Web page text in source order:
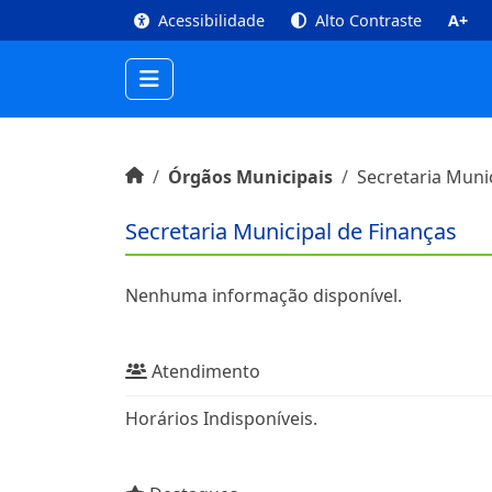
Conteúdo [1] Menu Principal [2] Busca
Acessibilidade Alto Contraste A+
Início do conteúdoInícioÓrgãos Municipais Secretaria
Secretaria Municipal de Finanças
Sobre
Nenhuma informação disponível.
Atendimento
Horários Indisponíveis.